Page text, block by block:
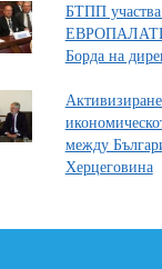
БТПП участва
ЕВРОПАЛАТИ
Борда на
между
Херцеговина